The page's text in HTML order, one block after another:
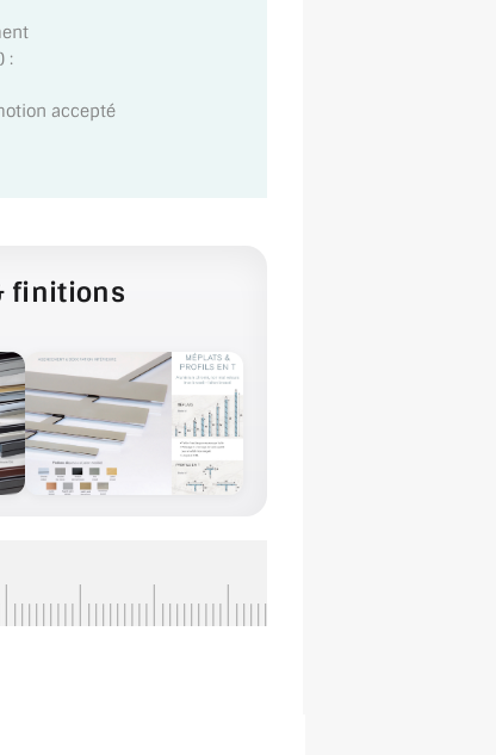
:
accepté
finitions